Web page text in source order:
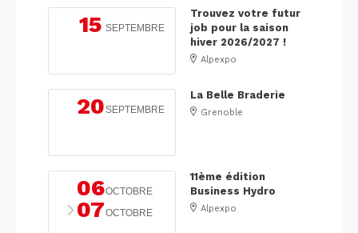
15 SEPTEMBRE
Trouvez votre futur
job pour la saison
hiver 2026/2027 !
Alpexpo
20SEPTEMBRE
La Belle Braderie
Grenoble
06OCTOBRE
07OCTOBRE
11ème édition
Business Hydro
Alpexpo